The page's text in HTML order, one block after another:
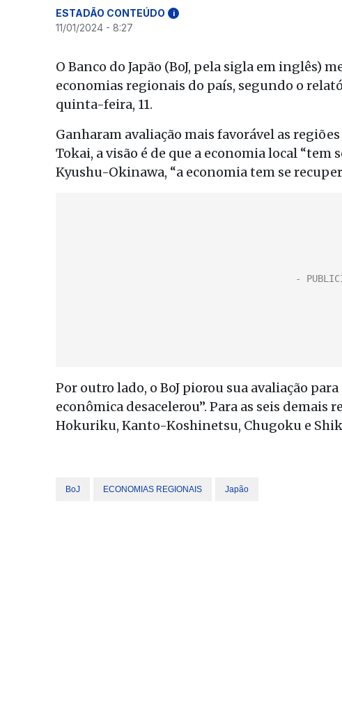
ESTADÃO CONTEÚDO i
11/01/2024 - 8:27
O Banco do Japão (BoJ, pela sigla em inglês)
economias regionais do país, segundo o
quinta-feira, 11.
Ganharam avaliação mais favorável as
Tokai, a visão é de que a economia local “tem
Kyushu-Okinawa, “a economia tem se
Por outro lado, o BoJ piorou sua avaliação
econômica desacelerou”. Para as seis
Hokuriku, Kanto-Koshinetsu, Chugoku e
BoJ ECONOMIAS REGIONAIS Japão